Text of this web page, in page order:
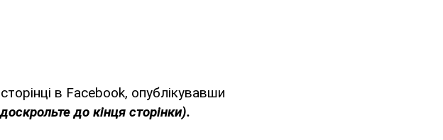
в Facebook, опублікувавши
до кінця сторінки).